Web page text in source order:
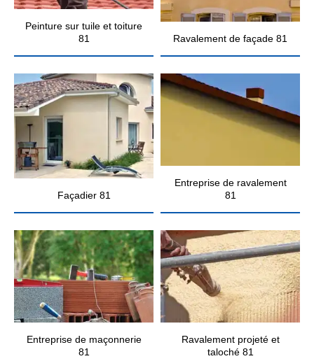
Peinture sur tuile et toiture
81
Ravalement de façade 81
Façadier 81
Entreprise de ravalement
81
Entreprise de maçonnerie
81
Ravalement projeté et
taloché 81